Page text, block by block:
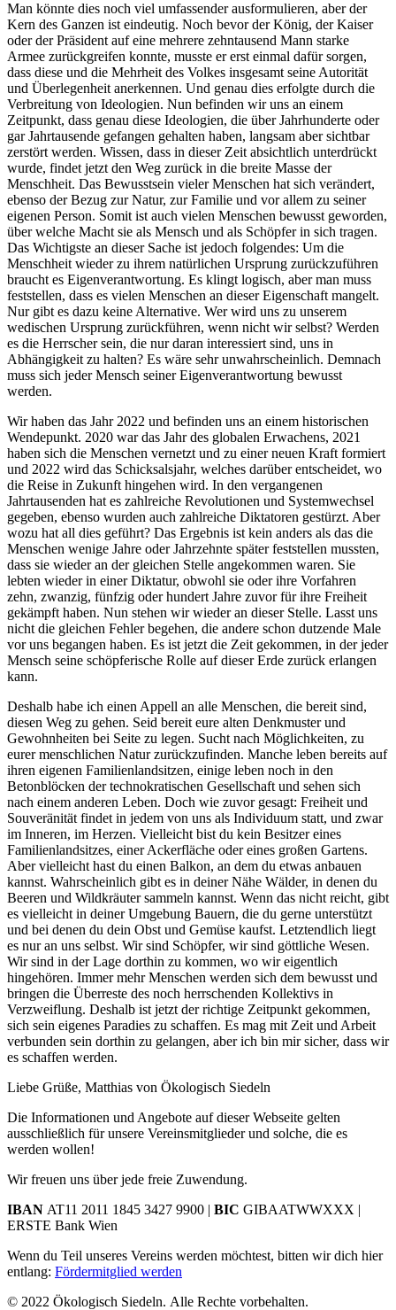
Man könnte dies noch viel umfassender ausformulieren, aber der
Kern des Ganzen ist eindeutig. Noch bevor der König, der Kaiser
oder der Präsident auf eine mehrere zehntausend Mann starke
Armee zurückgreifen konnte, musste er erst einmal dafür sorgen,
dass diese und die Mehrheit des Volkes insgesamt seine Autorität
und Überlegenheit anerkennen. Und genau dies erfolgte durch die
Verbreitung von Ideologien. Nun befinden wir uns an einem
Zeitpunkt, dass genau diese Ideologien, die über Jahrhunderte oder
gar Jahrtausende gefangen gehalten haben, langsam aber sichtbar
zerstört werden. Wissen, dass in dieser Zeit absichtlich unterdrückt
wurde, findet jetzt den Weg zurück in die breite Masse der
Menschheit. Das Bewusstsein vieler Menschen hat sich verändert,
ebenso der Bezug zur Natur, zur Familie und vor allem zu seiner
eigenen Person. Somit ist auch vielen Menschen bewusst geworden,
über welche Macht sie als Mensch und als Schöpfer in sich tragen.
Das Wichtigste an dieser Sache ist jedoch folgendes: Um die
Menschheit wieder zu ihrem natürlichen Ursprung zurückzuführen
braucht es Eigenverantwortung. Es klingt logisch, aber man muss
feststellen, dass es vielen Menschen an dieser Eigenschaft mangelt.
Nur gibt es dazu keine Alternative. Wer wird uns zu unserem
wedischen Ursprung zurückführen, wenn nicht wir selbst? Werden
es die Herrscher sein, die nur daran interessiert sind, uns in
Abhängigkeit zu halten? Es wäre sehr unwahrscheinlich. Demnach
muss sich jeder Mensch seiner Eigenverantwortung bewusst
werden.
Wir haben das Jahr 2022 und befinden uns an einem historischen
Wendepunkt. 2020 war das Jahr des globalen Erwachens, 2021
haben sich die Menschen vernetzt und zu einer neuen Kraft formiert
und 2022 wird das Schicksalsjahr, welches darüber entscheidet, wo
die Reise in Zukunft hingehen wird. In den vergangenen
Jahrtausenden hat es zahlreiche Revolutionen und Systemwechsel
gegeben, ebenso wurden auch zahlreiche Diktatoren gestürzt. Aber
wozu hat all dies geführt? Das Ergebnis ist kein anders als das die
Menschen wenige Jahre oder Jahrzehnte später feststellen mussten,
dass sie wieder an der gleichen Stelle angekommen waren. Sie
lebten wieder in einer Diktatur, obwohl sie oder ihre Vorfahren
zehn, zwanzig, fünfzig oder hundert Jahre zuvor für ihre Freiheit
gekämpft haben. Nun stehen wir wieder an dieser Stelle. Lasst uns
nicht die gleichen Fehler begehen, die andere schon dutzende Male
vor uns begangen haben. Es ist jetzt die Zeit gekommen, in der jeder
Mensch seine schöpferische Rolle auf dieser Erde zurück erlangen
kann.
Deshalb habe ich einen Appell an alle Menschen, die bereit sind,
diesen Weg zu gehen. Seid bereit eure alten Denkmuster und
Gewohnheiten bei Seite zu legen. Sucht nach Möglichkeiten, zu
eurer menschlichen Natur zurückzufinden. Manche leben bereits auf
ihren eigenen Familienlandsitzen, einige leben noch in den
Betonblöcken der technokratischen Gesellschaft und sehen sich
nach einem anderen Leben. Doch wie zuvor gesagt: Freiheit und
Souveränität findet in jedem von uns als Individuum statt, und zwar
im Inneren, im Herzen. Vielleicht bist du kein Besitzer eines
Familienlandsitzes, einer Ackerfläche oder eines großen Gartens.
Aber vielleicht hast du einen Balkon, an dem du etwas anbauen
kannst. Wahrscheinlich gibt es in deiner Nähe Wälder, in denen du
Beeren und Wildkräuter sammeln kannst. Wenn das nicht reicht, gibt
es vielleicht in deiner Umgebung Bauern, die du gerne unterstützt
und bei denen du dein Obst und Gemüse kaufst. Letztendlich liegt
es nur an uns selbst. Wir sind Schöpfer, wir sind göttliche Wesen.
Wir sind in der Lage dorthin zu kommen, wo wir eigentlich
hingehören. Immer mehr Menschen werden sich dem bewusst und
bringen die Überreste des noch herrschenden Kollektivs in
Verzweiflung. Deshalb ist jetzt der richtige Zeitpunkt gekommen,
sich sein eigenes Paradies zu schaffen. Es mag mit Zeit und Arbeit
verbunden sein dorthin zu gelangen, aber ich bin mir sicher, dass wir
es schaffen werden.
Liebe Grüße, Matthias von Ökologisch Siedeln
Die Informationen und Angebote auf dieser Webseite gelten
ausschließlich für unsere Vereinsmitglieder und solche, die es
werden wollen!
Wir freuen uns über jede freie Zuwendung.
IBAN AT11 2011 1845 3427 9900 | BIC GIBAATWWXXX |
ERSTE Bank Wien
Wenn du Teil unseres Vereins werden möchtest, bitten wir dich hier
entlang: Fördermitglied werden
© 2022 Ökologisch Siedeln. Alle Rechte vorbehalten.